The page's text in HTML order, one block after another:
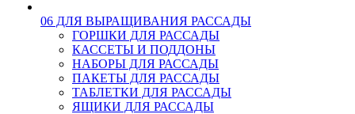
06 ДЛЯ ВЫРАЩИВАНИЯ РАССАДЫ
ГОРШКИ ДЛЯ РАССАДЫ
КАССЕТЫ И ПОДДОНЫ
НАБОРЫ ДЛЯ РАССАДЫ
ПАКЕТЫ ДЛЯ РАССАДЫ
ТАБЛЕТКИ ДЛЯ РАССАДЫ
ЯЩИКИ ДЛЯ РАССАДЫ